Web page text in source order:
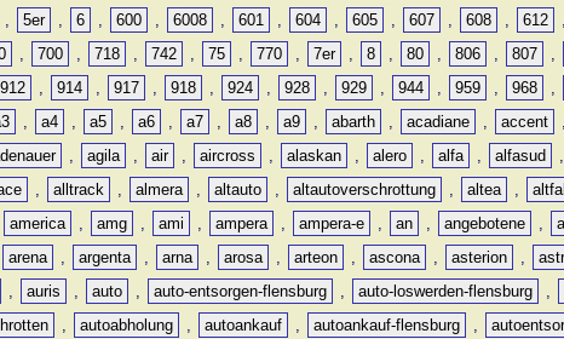
, 5er , 6 , 600 , 6008 , 601 , 604 , 605 , 607 , 608 , 612 ,
, 700 , 718 , 742 , 75 , 770 , 7er , 8 , 80 , 806 , 807 ,
912 , 914 , 917 , 918 , 924 , 928 , 929 , 944 , 959 , 968 ,
, a4 , a5 , a6 , a7 , a8 , a9 , abarth , acadiane , accent ,
, agila , air , aircross , alaskan , alero , alfa , alfasud ,
, alltrack , almera , altauto , altautoverschrottung , altea ,
america , amg , ami , ampera , ampera-e , an , angebotene ,
arena , argenta , arna , arosa , arteon , ascona , asterion ,
, auris , auto , auto-entsorgen-flensburg , auto-loswerden-flensburg ,
, autoabholung , autoankauf , autoankauf-flensburg ,